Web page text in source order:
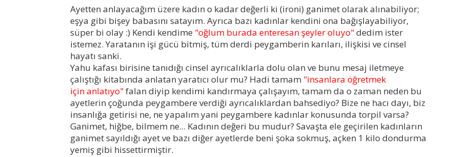
Ayetten anlayacağım üzere kadın o kadar değerli ki (ironi) ganimet olarak alınabiliyor;
eşya gibi bişey babasını satayım. Ayrıca bazı kadınlar kendini ona bağışlayabiliyor,
süper bi olay :) Kendi kendime "oğlum burada enteresan şeyler oluyo"dedim ister
istemez. Yaratanın işi gücü bitmiş, tüm derdi peygamberin karıları, ilişkisi ve cinsel
hayatı sanki.
Yahu kafası birisine tanıdığı cinsel ayrıcalıklarla dolu olan ve bunu mesaj iletmeye
çalıştığı kitabında anlatan yaratıcı olur mu? Hadi tamam "insanlara öğretmek
için anlatıyo"falan diyip kendimi kandırmaya çalışayım, tamam da o zaman neden bu
ayetlerin çoğunda peygambere verdiği ayrıcalıklardan bahsediyo? Bize ne hacı dayı, biz
insanlığa getirisi ne, ne yapalım yani peygambere kadınlar konusunda torpil varsa?
Ganimet, hiğbe, bilmem ne... Kadının değeri bu mudur? Savaşta ele geçirilen kadınların
ganimet sayıldığı ayet ve bazı diğer ayetlerde beni şoka sokmuş, açken 1 kilo dondurma
yemiş gibi hissettirmiştir.